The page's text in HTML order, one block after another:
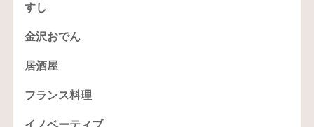
すし
金沢おでん
居酒屋
フランス料理
イノベーティブ